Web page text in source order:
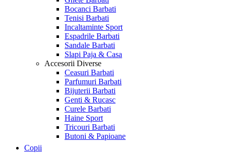
Bocanci Barbati
Tenisi Barbati
Incaltaminte Sport
Espadrile Barbati
Sandale Barbati
Slapi Paja & Casa
Accesorii Diverse
Ceasuri Barbati
Parfumuri Barbati
Bijuterii Barbati
Genti & Rucasc
Curele Barbati
Haine Sport
Tricouri Barbati
Butoni & Papioane
Copii